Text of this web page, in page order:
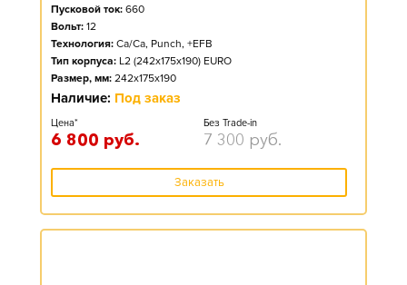
Пусковой ток: 660
Вольт: 12
Технология: Ca/Ca, Punch, +EFB
Тип корпуса: L2 (242x175x190) EURO
Размер, мм: 242x175x190
Наличие: Под заказ
Цена*
6 800 руб.
Без Trade-in
7 300 руб.
Заказать